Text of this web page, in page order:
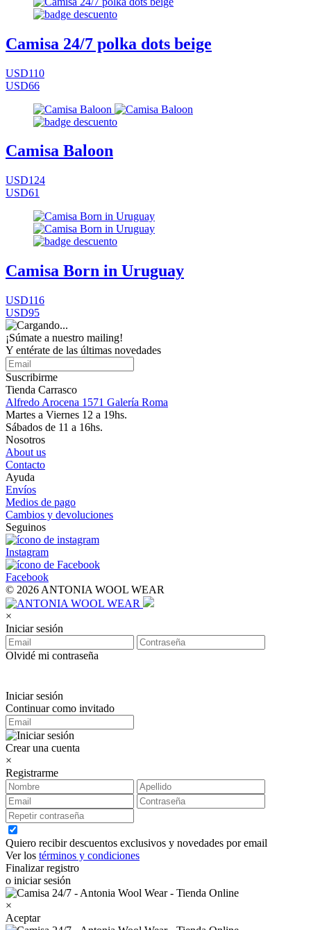
Camisa 24/7 polka dots beige
USD110
USD66
Camisa Baloon
USD124
USD61
Camisa Born in Uruguay
USD116
USD95
¡Súmate a nuestro mailing!
Y entérate de las últimas novedades
Suscribirme
Tienda Carrasco
Alfredo Arocena 1571 Galería Roma
Martes a Viernes 12 a 19hs.
Sábados de 11 a 16hs.
Nosotros
About us
Contacto
Ayuda
Envíos
Medios de pago
Cambios y devoluciones
Seguinos
Instagram
Facebook
© 2026 ANTONIA WOOL WEAR
×
Iniciar sesión
Olvidé mi contraseña
Iniciar sesión
Continuar como invitado
Crear una cuenta
×
Registrarme
Quiero recibir descuentos exclusivos y novedades por email
Ver los términos y condiciones
Finalizar registro
o iniciar sesión
×
Aceptar